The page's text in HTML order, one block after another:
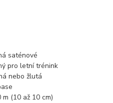
saténové
pro letní trénink
nebo žlutá
(10 až 10 cm)